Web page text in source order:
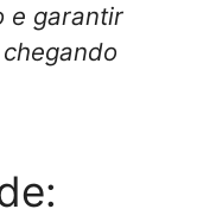
e garantir